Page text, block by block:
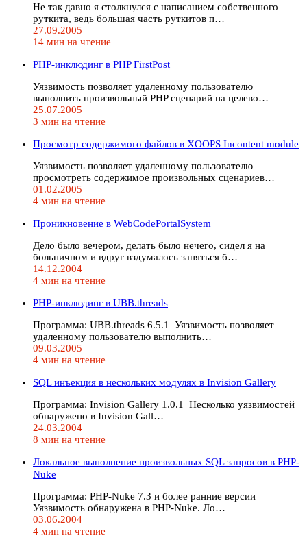
Не так давно я столкнулся с написанием собственного
руткита, ведь большая часть руткитов п…
27.09.2005
14 мин на чтение
PHP-инклюдинг в PHP FirstPost
Уязвимость позволяет удаленному пользователю
выполнить произвольный PHP сценарий на целево…
25.07.2005
3 мин на чтение
Просмотр содержимого файлов в XOOPS Incontent module
Уязвимость позволяет удаленному пользователю
просмотреть содержимое произвольных сценариев…
01.02.2005
4 мин на чтение
Проникновение в WebCodePortalSystem
Дело было вечером, делать было нечего, сидел я на
больничном и вдруг вздумалось заняться б…
14.12.2004
4 мин на чтение
PHP-инклюдинг в UBB.threads
Программа: UBB.threads 6.5.1 Уязвимость позволяет
удаленному пользователю выполнить…
09.03.2005
4 мин на чтение
SQL инъекция в нескольких модулях в Invision Gallery
Программа: Invision Gallery 1.0.1 Несколько уязвимостей
обнаружено в Invision Gall…
24.03.2004
8 мин на чтение
Локальное выполнение произвольных SQL запросов в PHP-
Nuke
Программа: PHP-Nuke 7.3 и более ранние версии
Уязвимость обнаружена в PHP-Nuke. Ло…
03.06.2004
4 мин на чтение